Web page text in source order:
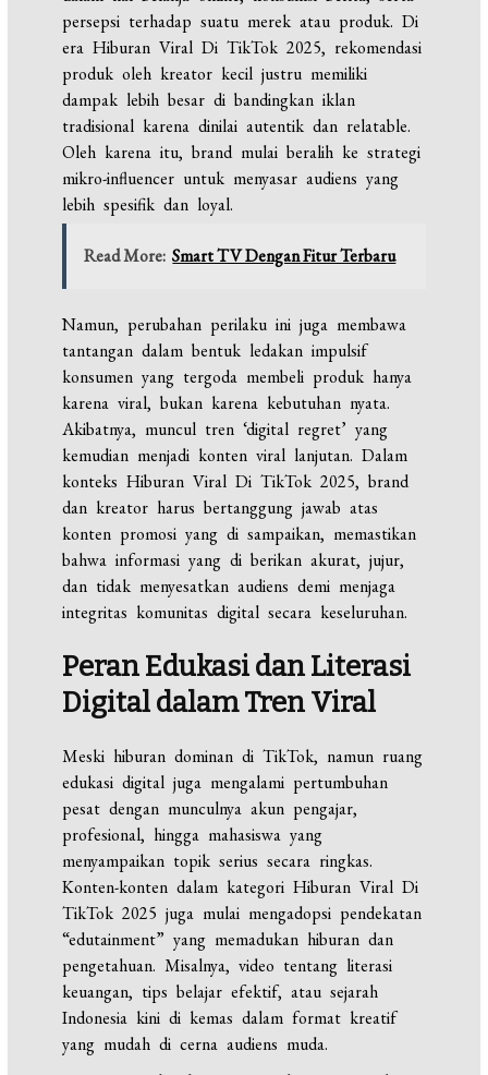
persepsi terhadap suatu merek atau produk. Di
era Hiburan Viral Di TikTok 2025, rekomendasi
produk oleh kreator kecil justru memiliki
dampak lebih besar di bandingkan iklan
tradisional karena dinilai autentik dan relatable.
Oleh karena itu, brand mulai beralih ke strategi
mikro-influencer untuk menyasar audiens yang
lebih spesifik dan loyal.
Read More: Smart TV Dengan Fitur Terbaru
Namun, perubahan perilaku ini juga membawa
tantangan dalam bentuk ledakan impulsif
konsumen yang tergoda membeli produk hanya
karena viral, bukan karena kebutuhan nyata.
Akibatnya, muncul tren ‘digital regret’ yang
kemudian menjadi konten viral lanjutan. Dalam
konteks Hiburan Viral Di TikTok 2025, brand
dan kreator harus bertanggung jawab atas
konten promosi yang di sampaikan, memastikan
bahwa informasi yang di berikan akurat, jujur,
dan tidak menyesatkan audiens demi menjaga
integritas komunitas digital secara keseluruhan.
Peran Edukasi dan Literasi
Digital dalam Tren Viral
Meski hiburan dominan di TikTok, namun ruang
edukasi digital juga mengalami pertumbuhan
pesat dengan munculnya akun pengajar,
profesional, hingga mahasiswa yang
menyampaikan topik serius secara ringkas.
Konten-konten dalam kategori Hiburan Viral Di
TikTok 2025 juga mulai mengadopsi pendekatan
“edutainment” yang memadukan hiburan dan
pengetahuan. Misalnya, video tentang literasi
keuangan, tips belajar efektif, atau sejarah
Indonesia kini di kemas dalam format kreatif
yang mudah di cerna audiens muda.